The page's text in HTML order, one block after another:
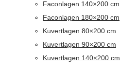
Faconlagen 140×200 cm
Faconlagen 180×200 cm
Kuvertlagen 80×200 cm
Kuvertlagen 90×200 cm
Kuvertlagen 140×200 cm